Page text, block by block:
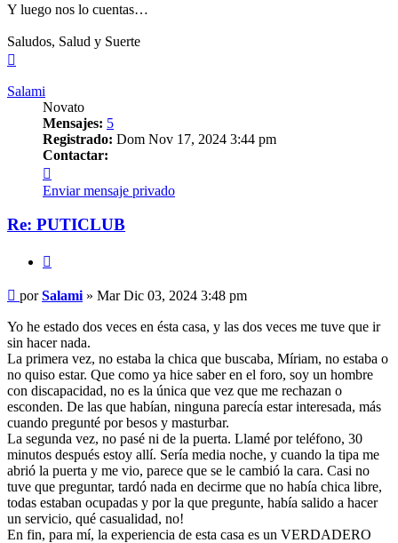
Y luego nos lo cuentas…
Saludos, Salud y Suerte
Salami
Novato
Mensajes: 5
Registrado: Dom Nov 17, 2024 3:44 pm
Contactar:
Salami
Enviar mensaje privado
Re: PUTICLUB
Mensaje
porSalami » Mar Dic 03, 2024 3:48 pm
Yo he estado dos veces en ésta casa, y las dos veces me tuve que ir
sin hacer nada.
La primera vez, no estaba la chica que buscaba, Míriam, no estaba o
no quiso estar. Que como ya hice saber en el foro, soy un hombre
con discapacidad, no es la única que vez que me rechazan o
esconden. De las que habían, ninguna parecía estar interesada, más
cuando pregunté por besos y masturbar.
La segunda vez, no pasé ni de la puerta. Llamé por teléfono, 30
minutos después estoy allí. Sería media noche, y cuando la tipa me
abrió la puerta y me vio, parece que se le cambió la cara. Casi no
tuve que preguntar, tardó nada en decirme que no había chica libre,
todas estaban ocupadas y por la que pregunte, había salido a hacer
un servicio, qué casualidad, no!
En fin, para mí, la experiencia de esta casa es un VERDADERO